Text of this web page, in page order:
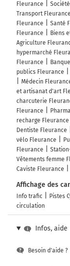
Fleurance
Transport Fleurance
Fleurance
Santé
Fleurance
Biens
Agriculture
hypermarché
Fleurance
publics Fleurance
Médecin
et artisanat d'art
charcuterie
Fleurance
recharge Fleurance
Dentiste Fleurance
vélo Fleurance
Fleurance
Vêtements femme
Caviste Fleurance
Affichage des
Info trafic Pistes
circulation
Infos, aide
Besoin d'aide ?